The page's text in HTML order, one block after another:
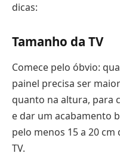
dicas:
Tamanho da TV
Comece pelo óbvio:
painel precisa ser
quanto na altura, para
e dar um acabamento
pelo menos 15 a 20
TV.